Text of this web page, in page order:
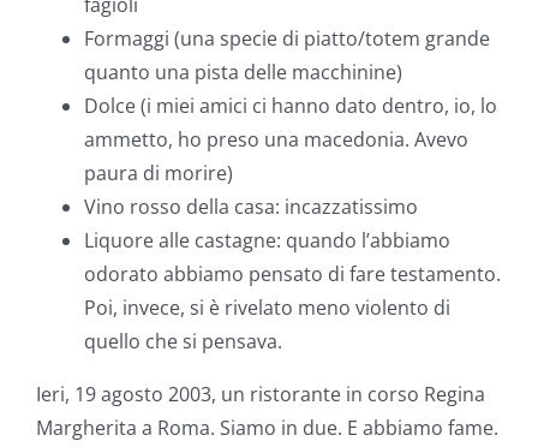
Formaggi (una specie di piatto/totem grande
quanto una pista delle macchinine)
Dolce (i miei amici ci hanno dato dentro, io, lo
ammetto, ho preso una macedonia. Avevo
paura di morire)
Vino rosso della casa: incazzatissimo
Liquore alle castagne: quando l’abbiamo
odorato abbiamo pensato di fare testamento.
Poi, invece, si è rivelato meno violento di
quello che si pensava.
Ieri, 19 agosto 2003, un ristorante in corso Regina
Margherita a Roma. Siamo in due. E abbiamo fame.